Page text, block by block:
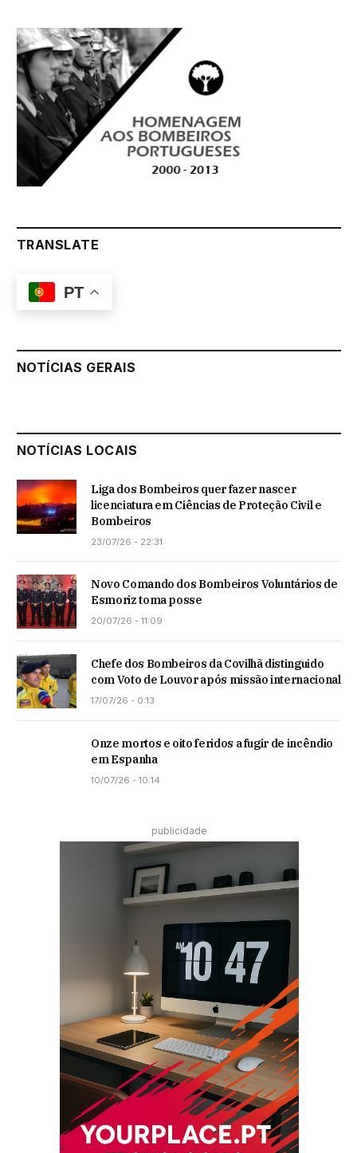
TRANSLATE
PT
NOTÍCIAS GERAIS
NOTÍCIAS LOCAIS
Liga dos Bombeiros quer fazer nascer
licenciatura em Ciências de Proteção Civil e
Bombeiros
23/07/26 - 22:31
Novo Comando dos Bombeiros Voluntários de
Esmoriz toma posse
20/07/26 - 11:09
Chefe dos Bombeiros da Covilhã distinguido
com Voto de Louvor após missão internacional
17/07/26 - 0:13
Onze mortos e oito feridos a fugir de incêndio
em Espanha
10/07/26 - 10:14
publicidade